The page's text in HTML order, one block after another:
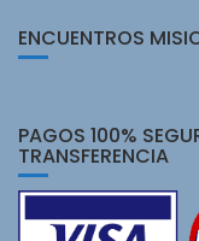
ENCUENTROS
PAGOS 100%
TRANSFERENCIA